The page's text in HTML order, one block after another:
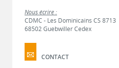
Nous écrire :
CDMC - Les Dominicains CS 8713
68502 Guebwiller Cedex
CONTACT